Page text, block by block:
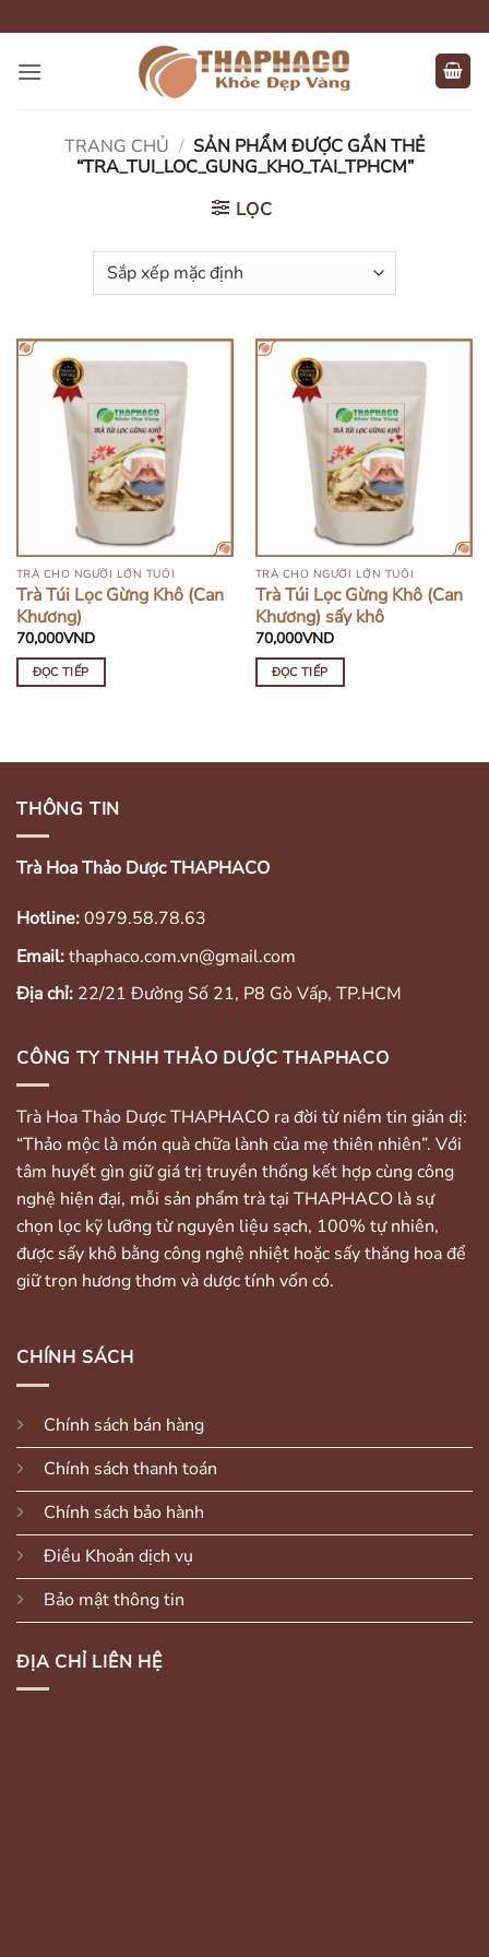
qua
nội
TRANG CHỦ / SẢN PHẨM ĐƯỢC GẮN THẺ
“TRA_TUI_LOC_GUNG_KHO_TAI_TPHCM”
LỌC
HẾT HÀNG
TRÀ CHO NGƯỜI LỚN TUỔI
Trà Túi Lọc Gừng Khô (Can
Khương)
70,000VND
ĐỌC TIẾP
HẾT HÀNG
TRÀ CHO NGƯỜI LỚN TUỔI
Trà Túi Lọc Gừng Khô (Can
Khương) sấy khô
70,000VND
ĐỌC TIẾP
THÔNG TIN
Trà Hoa Thảo Dược THAPHACO
Hotline:0979.58.78.63
Email:thaphaco.com.vn@gmail.com
Địa chỉ: 22/21 Đường Số 21, P8 Gò Vấp, TP.HCM
CÔNG TY TNHH THẢO DƯỢC THAPHACO
Trà Hoa Thảo Dược THAPHACO ra đời từ niềm tin giản dị:
“Thảo mộc là món quà chữa lành của mẹ thiên nhiên”. Với
tâm huyết gìn giữ giá trị truyền thống kết hợp cùng công
nghệ hiện đại, mỗi sản phẩm trà tại THAPHACO là sự
chọn lọc kỹ lưỡng từ nguyên liệu sạch, 100% tự nhiên,
được sấy khô bằng công nghệ nhiệt hoặc sấy thăng hoa để
giữ trọn hương thơm và dược tính vốn có.
CHÍNH SÁCH
Chính sách bán hàng
Chính sách thanh toán
Chính sách bảo hành
Điều Khoản dịch vụ
Bảo mật thông tin
ĐỊA CHỈ LIÊN HỆ